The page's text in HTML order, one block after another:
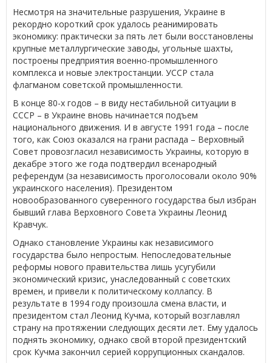
Несмотря на значительные разрушения, Украине в
рекордно короткий срок удалось реанимировать
экономику: практически за пять лет были восстановлены
крупные металлургические заводы, угольные шахты,
построены предприятия военно-промышленного
комплекса и новые электростанции. УССР стала
флагманом советской промышленности.
В конце 80-х годов – в виду нестабильной ситуации в
СССР – в Украине вновь начинается подъем
национального движения. И в августе 1991 года – после
того, как Союз оказался на грани распада – Верховный
Совет провозгласил независимость Украины, которую в
декабре этого же года подтвердил всенародный
референдум (за независимость проголосовали около 90%
украинского населения). Президентом
новообразованного суверенного государства был избран
бывший глава Верховного Совета Украины Леонид
Кравчук.
Однако становление Украины как независимого
государства было непростым. Непоследовательные
реформы нового правительства лишь усугубили
экономический кризис, унаследованный с советских
времен, и привели к политическому коллапсу. В
результате в 1994 году произошла смена власти, и
президентом стал Леонид Кучма, который возглавлял
страну на протяжении следующих десяти лет. Ему удалось
поднять экономику, однако свой второй президентский
срок Кучма закончил серией коррупционных скандалов.